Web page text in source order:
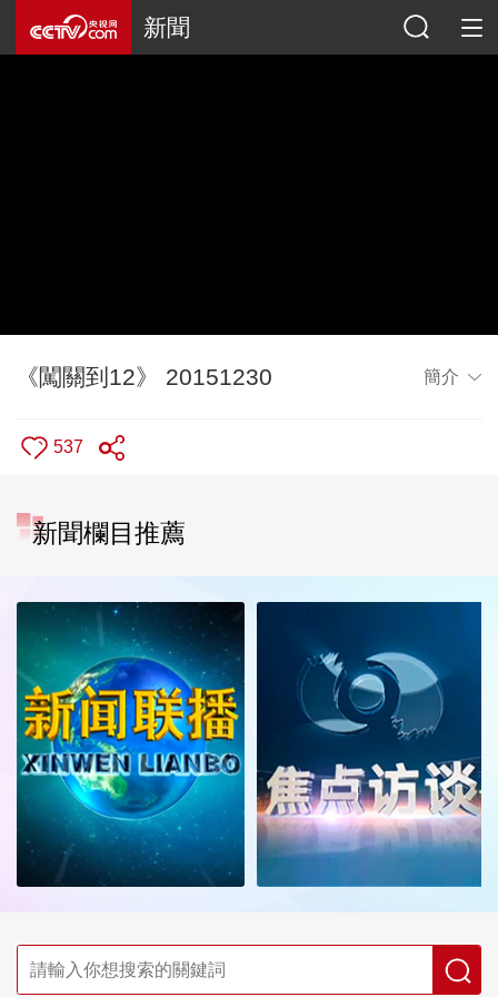
新聞
《闖關到12》 20151230 簡介
537
新聞欄目推薦